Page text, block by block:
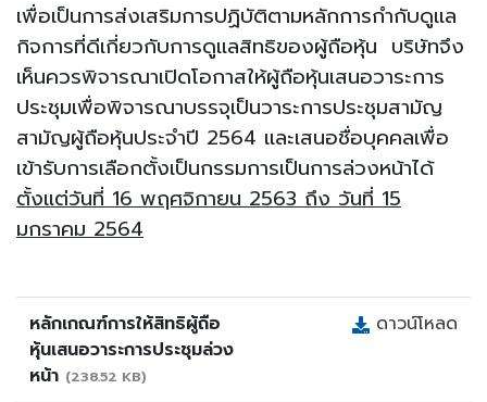
เพื่อเป็นการส่งเสริมการปฏิบัติตามหลักการกำกับดูแล
กิจการที่ดีเกี่ยวกับการดูแลสิทธิของผู้ถือหุ้น บริษัทจึง
เห็นควรพิจารณาเปิดโอกาสให้ผู้ถือหุ้นเสนอวาระการ
ประชุมเพื่อพิจารณาบรรจุเป็นวาระการประชุมสามัญ
สามัญผู้ถือหุ้นประจำปี 2564 และเสนอชื่อบุคคลเพื่อ
เข้ารับการเลือกตั้งเป็นกรรมการเป็นการล่วงหน้าได้
ตั้งแต่วันที่16 พฤศจิกายน 2563 ถึง วันที่ 15
มกราคม 2564
หลักเกณฑ์การให้สิทธิผู้ถือ
หุ้นเสนอวาระการประชุมล่วง
หน้า (238.52 KB)
ดาวน์โหลด